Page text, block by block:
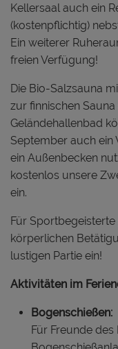
Kellersaal auch ein
(kostenpflichtig)
Ein weiterer
freien Verfügung!
Die Bio-Salzsauna
zur finnischen
Geländehallenbad
September auch
ein Außenbecken
kostenlos unsere
ein.
Für
körperlichen
lustigen Partie ein!
Aktivitäten im
Bogenschießen:
Für Freunde